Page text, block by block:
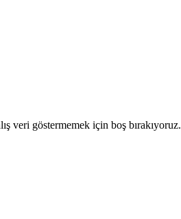
veri göstermemek için boş bırakıyoruz.